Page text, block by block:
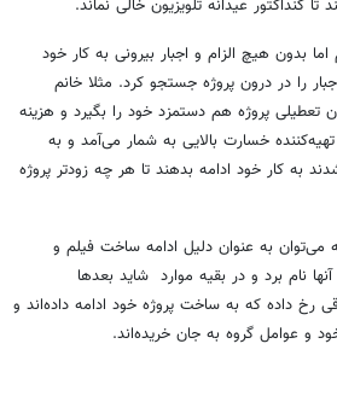
تا کنداکتور عیدانه تلویزیون خالی نماند.
بدون هیچ الزام و اجبار بیرونی به کار خود
را در درون پروژه جستجو کرد. مثلا خانم
تعطیلی پروژه هم دستمزد خود را بگیرد و هزینه
خسارت بالایی به شمار می‌آمد و به
به کار خود ادامه بدهند تا هر چه زودتر پروژه
می‌توان به عنوان دلیل ادامه ساخت فیلم و
نام برد و در بقیه موارد شاید بعدها
رخ داده که به ساخت پروژه خود ادامه داده‌اند و
و عوامل گروه به جان خریده‌اند.